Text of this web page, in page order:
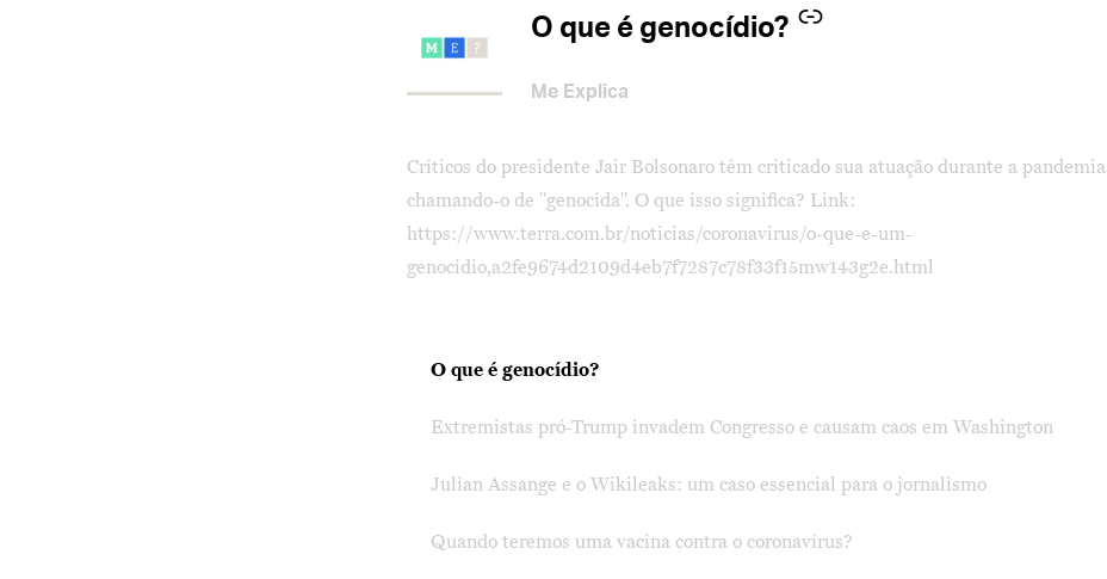
Hit enter to search or ESC to close O que é genocídio?
–
Me Explica
Críticos do presidente Jair Bolsonaro têm criticado sua atuação durante a pandemia
chamando-o de "genocida". O que isso significa? Link:
https://www.terra.com.br/noticias/coronavirus/o-que-e-um-
genocidio,a2fe9674d2109d4eb7f7287c78f33f15mw143g2e.html
O que é genocídio?
Extremistas pró-Trump invadem Congresso e causam caos em Washington
Julian Assange e o Wikileaks: um caso essencial para o jornalismo
Quando teremos uma vacina contra o coronavírus?